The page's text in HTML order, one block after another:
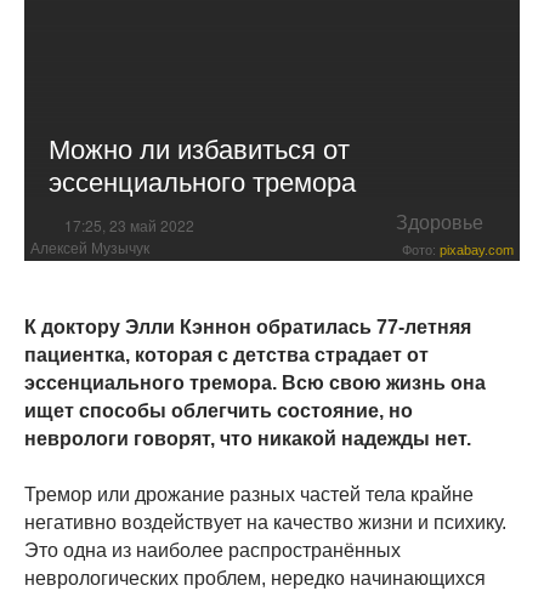
Можно ли избавиться от
эссенциального тремора
17:25, 23 май 2022 Здоровье
Алексей Музычук Фото: pixabay.com
К доктору Элли Кэннон обратилась 77-летняя
пациентка, которая с детства страдает от
эссенциального тремора. Всю свою жизнь она
ищет способы облегчить состояние, но
неврологи говорят, что никакой надежды нет.
Тремор или дрожание разных частей тела крайне
негативно воздействует на качество жизни и психику.
Это одна из наиболее распространённых
неврологических проблем, нередко начинающихся